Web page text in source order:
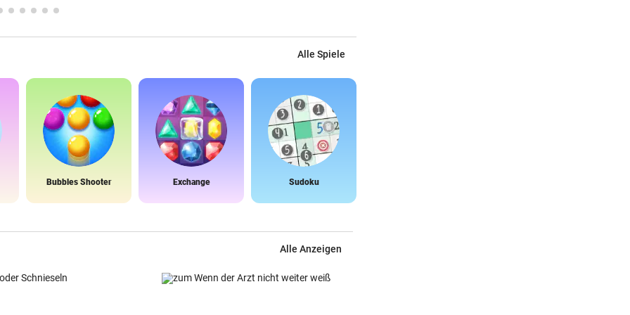
Alle Spiele
Bubbles Shooter Exchange Sudoku
Alle Anzeigen